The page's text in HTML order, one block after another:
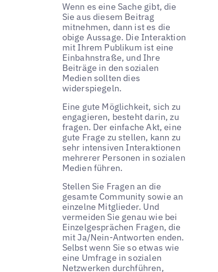
Wenn es eine Sache gibt, die
Sie aus diesem Beitrag
mitnehmen, dann ist es die
obige Aussage. Die Interaktion
mit Ihrem Publikum ist eine
Einbahnstraße, und Ihre
Beiträge in den sozialen
Medien sollten dies
widerspiegeln.
Eine gute Möglichkeit, sich zu
engagieren, besteht darin, zu
fragen. Der einfache Akt, eine
gute Frage zu stellen, kann zu
sehr intensiven Interaktionen
mehrerer Personen in sozialen
Medien führen.
Stellen Sie Fragen an die
gesamte Community sowie an
einzelne Mitglieder. Und
vermeiden Sie genau wie bei
Einzelgesprächen Fragen, die
mit Ja/Nein-Antworten enden.
Selbst wenn Sie so etwas wie
eine Umfrage in sozialen
Netzwerken durchführen,